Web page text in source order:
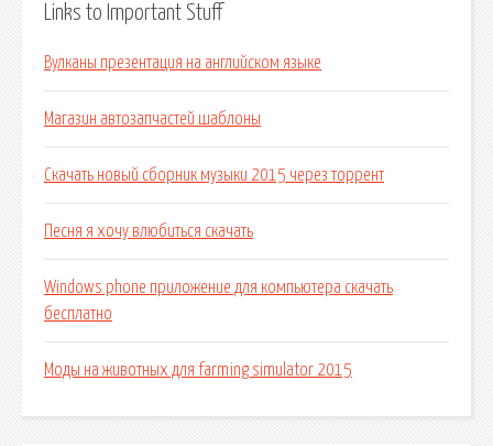
Links to Important Stuff
Вулканы презентация на английском языке
Магазин автозапчастей шаблоны
Скачать новый сборник музыки 2015 через торрент
Песня я хочу влюбиться скачать
Windows phone приложение для компьютера скачать
бесплатно
Моды на животных для farming simulator 2015